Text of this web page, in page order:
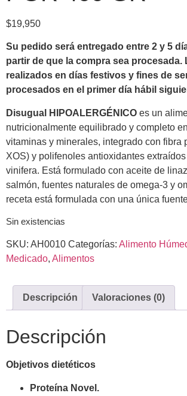
$19,950
Su pedido será entregado entre 2 y 5
partir de que la compra sea procesada.
realizados en días festivos y fines de
procesados en el primer día hábil
Disugual HIPOALERGÉNICO es un
nutricionalmente equilibrado y completo
vitaminas y minerales, integrado con fibra
XOS) y polifenoles antioxidantes
vinifera. Está formulado con aceite de
salmón, fuentes naturales de omega-3 y
receta está formulada con una única
Sin existencias
SKU: AH0010 Categorías: Alimento
Medicado, Alimentos
Descripción Valoraciones (0)
Descripción
Objetivos dietéticos
Proteína Novel.